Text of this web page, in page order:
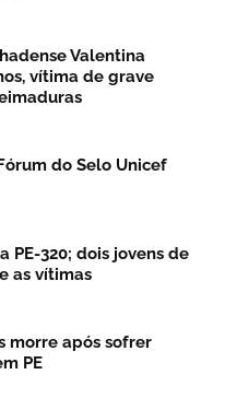
Valentina
vítima de grave
do Selo Unicef
PE-320; dois jovens de
as vítimas
morre após sofrer
PE